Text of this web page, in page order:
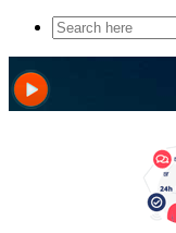
Search
for: